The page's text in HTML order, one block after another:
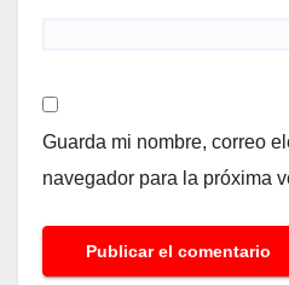
Guarda mi nombre, correo
navegador para la próxima